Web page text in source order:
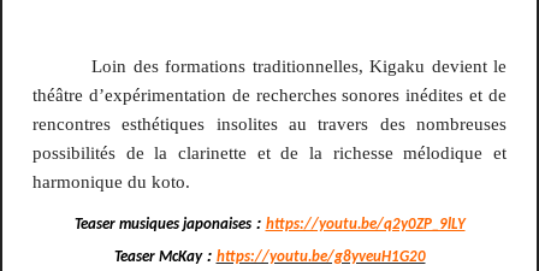
Loin des formations traditionnelles, Kigaku devient le
théâtre d’expérimentation de recherches sonores inédites et de
rencontres esthétiques insolites au travers des nombreuses
possibilités de la clarinette et de la richesse mélodique et
harmonique du koto.
Teaser musiques japonaises: https://youtu.be/q2y0ZP_9lLY
Teaser McKay: https://youtu.be/g8yveuH1G20